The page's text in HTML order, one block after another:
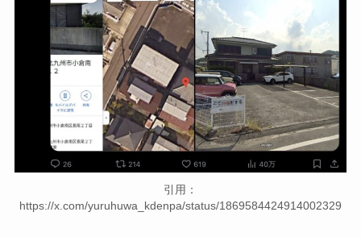
引用：
https://x.com/yuruhuwa_kdenpa/status/1869584424914002329